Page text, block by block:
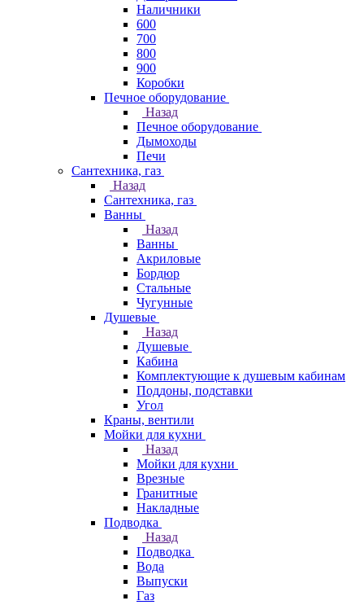
Наличники
600
700
800
900
Коробки
Печное оборудование
Назад
Печное оборудование
Дымоходы
Печи
Сантехника, газ
Назад
Сантехника, газ
Ванны
Назад
Ванны
Акриловые
Бордюр
Стальные
Чугунные
Душевые
Назад
Душевые
Кабина
Комплектующие к душевым кабинам
Поддоны, подставки
Угол
Краны, вентили
Мойки для кухни
Назад
Мойки для кухни
Врезные
Гранитные
Накладные
Подводка
Назад
Подводка
Вода
Выпуски
Газ